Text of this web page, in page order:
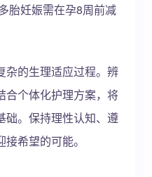
胎妊娠需在孕8周前减
杂的生理适应过程。辨
合个体化护理方案，将
础。保持理性认知、遵
希望的可能。